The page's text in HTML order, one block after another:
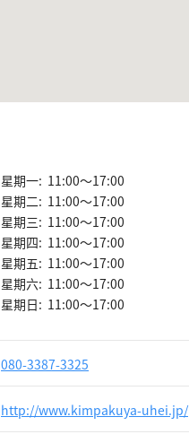
星期一: 11:00～17:00
星期二: 11:00～17:00
星期三: 11:00～17:00
星期四: 11:00～17:00
星期五: 11:00～17:00
星期六: 11:00～17:00
星期日: 11:00～17:00
080-3387-3325
http://www.kimpakuya-uhei.jp/